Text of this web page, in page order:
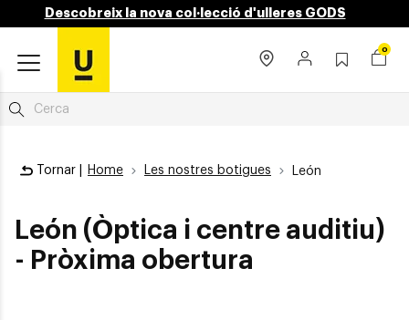
Descobreix la nova col·lecció d'ulleres GODS
0
Tornar | Home Les nostres botigues León
León (Òptica i centre auditiu)
- Pròxima obertura